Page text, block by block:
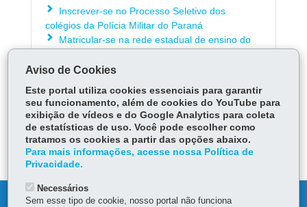
Inscrever-se no Processo Seletivo dos
colégios da Polícia Militar do Paraná
Matricular-se na rede estadual de ensino do
ÓRGÃO RESPONSÁVEL
PERGUNTAS FREQUENTES
DEIXE SUA OPINIÃO
DENUNCIE CORRUPÇÃO
Aviso de Cookies
Este portal utiliza cookies essenciais para garantir
seu funcionamento, além de cookies do YouTube para
exibição de vídeos e do Google Analytics para coleta
de estatísticas de uso. Você pode escolher como
tratamos os cookies a partir das opções abaixo.
Para mais informações, acesse nossa Política de
Privacidade.
Necessários
Sem esse tipo de cookie, nosso portal não funciona